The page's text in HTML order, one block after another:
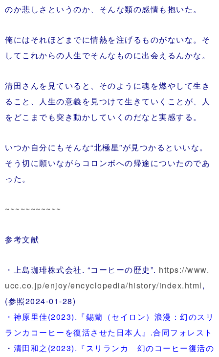
のか悲しさというのか、そんな類の感情も抱いた。
俺にはそれほどまでに情熱を注げるものがないな。そ
してこれからの人生でそんなものに出会えるんかな。
清田さんを見ていると、そのように魂を燃やして生き
ること、人生の意義を見つけて生きていくことが、人
をどこまでも突き動かしていくのだなと実感する。
いつか自分にもそんな“北極星”が見つかるといいな。
そう切に願いながらコロンボへの帰途についたのであ
った。
~~~~~~~~~~~
参考文献
・上島珈琲株式会社. “コーヒーの歴史”. https://www.
ucc.co.jp/enjoy/encyclopedia/history/index.html,
(参照2024-01-28)
・ 神原里佳(2023).『錫蘭（セイロン）浪漫：幻のスリ
ランカコーヒーを復活させた日本人』.合同フォレスト
・ 清田和之(2023).『スリランカ 幻のコーヒー復活の